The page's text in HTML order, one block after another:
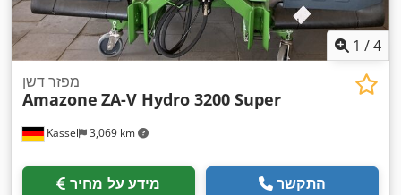
1 /4
Kassel 3,069 km
מפזר דשן
Amazone ZA-V Hydro 3200 Super
מידע על מחיר התקשר